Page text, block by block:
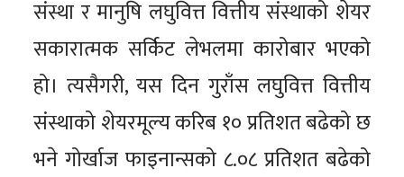
संस्था र मानुषि लघुवित्त वित्तीय संस्थाको शेयर
सकारात्मक सर्किट लेभलमा कारोबार भएको
हो। त्यसैगरी, यस दिन गुराँस लघुवित्त वित्तीय
संस्थाको शेयरमूल्य करिब १० प्रतिशत बढेको छ
भने गोर्खाज फाइनान्सको ८.०८ प्रतिशत बढेको